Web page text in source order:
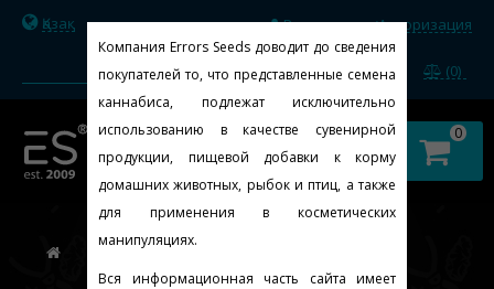
Қазақ
(0)
Регистрация/Авторизация
0
Компания Errors Seeds доводит до сведения
покупателей то, что представленные семена
каннабиса, подлежат исключительно
использованию в качестве сувенирной
продукции, пищевой добавки к корму
домашних животных, рыбок и птиц, а также
для применения в косметических
манипуляциях.
Вся информационная часть сайта имеет